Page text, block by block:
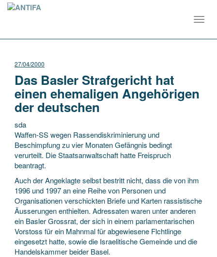
27/04/2000
Das Basler Strafgericht hat
einen ehemaligen Angehörigen
der deutschen
sda
Waffen-SS wegen Rassendiskriminierung und
Beschimpfung zu vier Monaten Gefängnis bedingt
verurteilt. Die Staatsanwaltschaft hatte Freispruch
beantragt.
Auch der Angeklagte selbst bestritt nicht, dass die von ihm
1996 und 1997 an eine Reihe von Personen und
Organisationen verschickten Briefe und Karten rassistische
Äusserungen enthielten. Adressaten waren unter anderen
ein Basler Grossrat, der sich in einem parlamentarischen
Vorstoss für ein Mahnmal für abgewiesene Flchtlinge
eingesetzt hatte, sowie die Israelitische Gemeinde und die
Handelskammer beider Basel.